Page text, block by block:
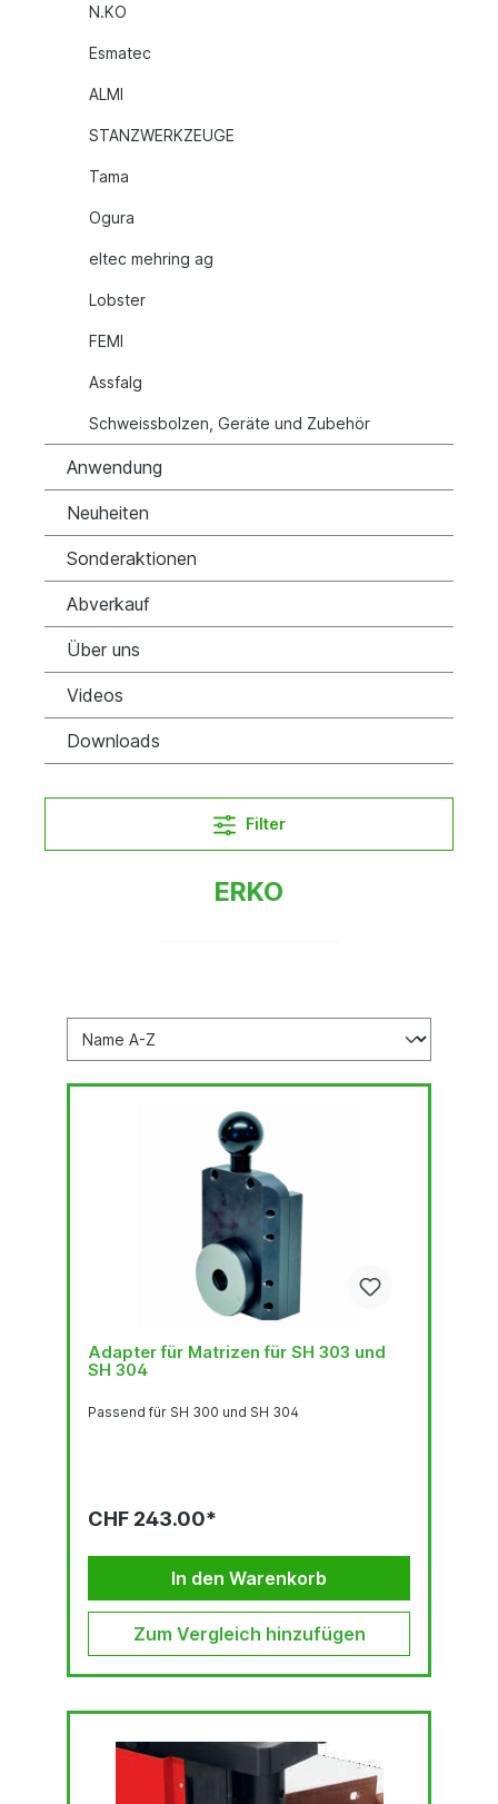
N.KO
Esmatec
ALMI
STANZWERKZEUGE
Tama
Ogura
eltec mehring ag
Lobster
FEMI
Assfalg
Schweissbolzen, Geräte und Zubehör
Anwendung
Neuheiten
Sonderaktionen
Abverkauf
Über uns
Videos
Downloads
Filter
ERKO
Adapter für Matrizen für SH 303 und
SH 304
Passend für SH 300 und SH 304
CHF 243.00*
In den Warenkorb
Zum Vergleich hinzufügen